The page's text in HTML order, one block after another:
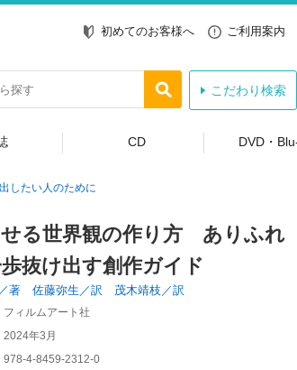
初めてのお客様へ ご利用案内
こだわり検索
CD DVD・
したい人のために
る世界観の作り方 ありふれ
抜け出す創作ガイド
著 佐藤弥生／訳 茂木靖枝／訳
フィルムアート社
2024年3月
978-4-8459-2312-0